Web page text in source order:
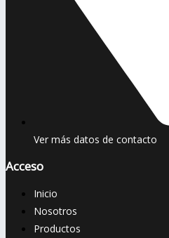
Ver más datos de contacto
Acceso
Inicio
Nosotros
Productos